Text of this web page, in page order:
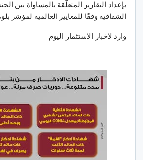
بإعداد التقارير المتعلّقة بالمساواة بين
الشفافية وفقًا للمعايير العالمية لمؤشر
وارد لاخبار الاستثمار اليوم